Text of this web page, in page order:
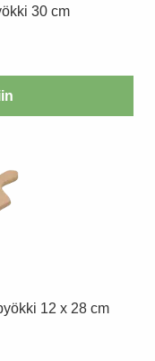
30 cm
12 x 28 cm